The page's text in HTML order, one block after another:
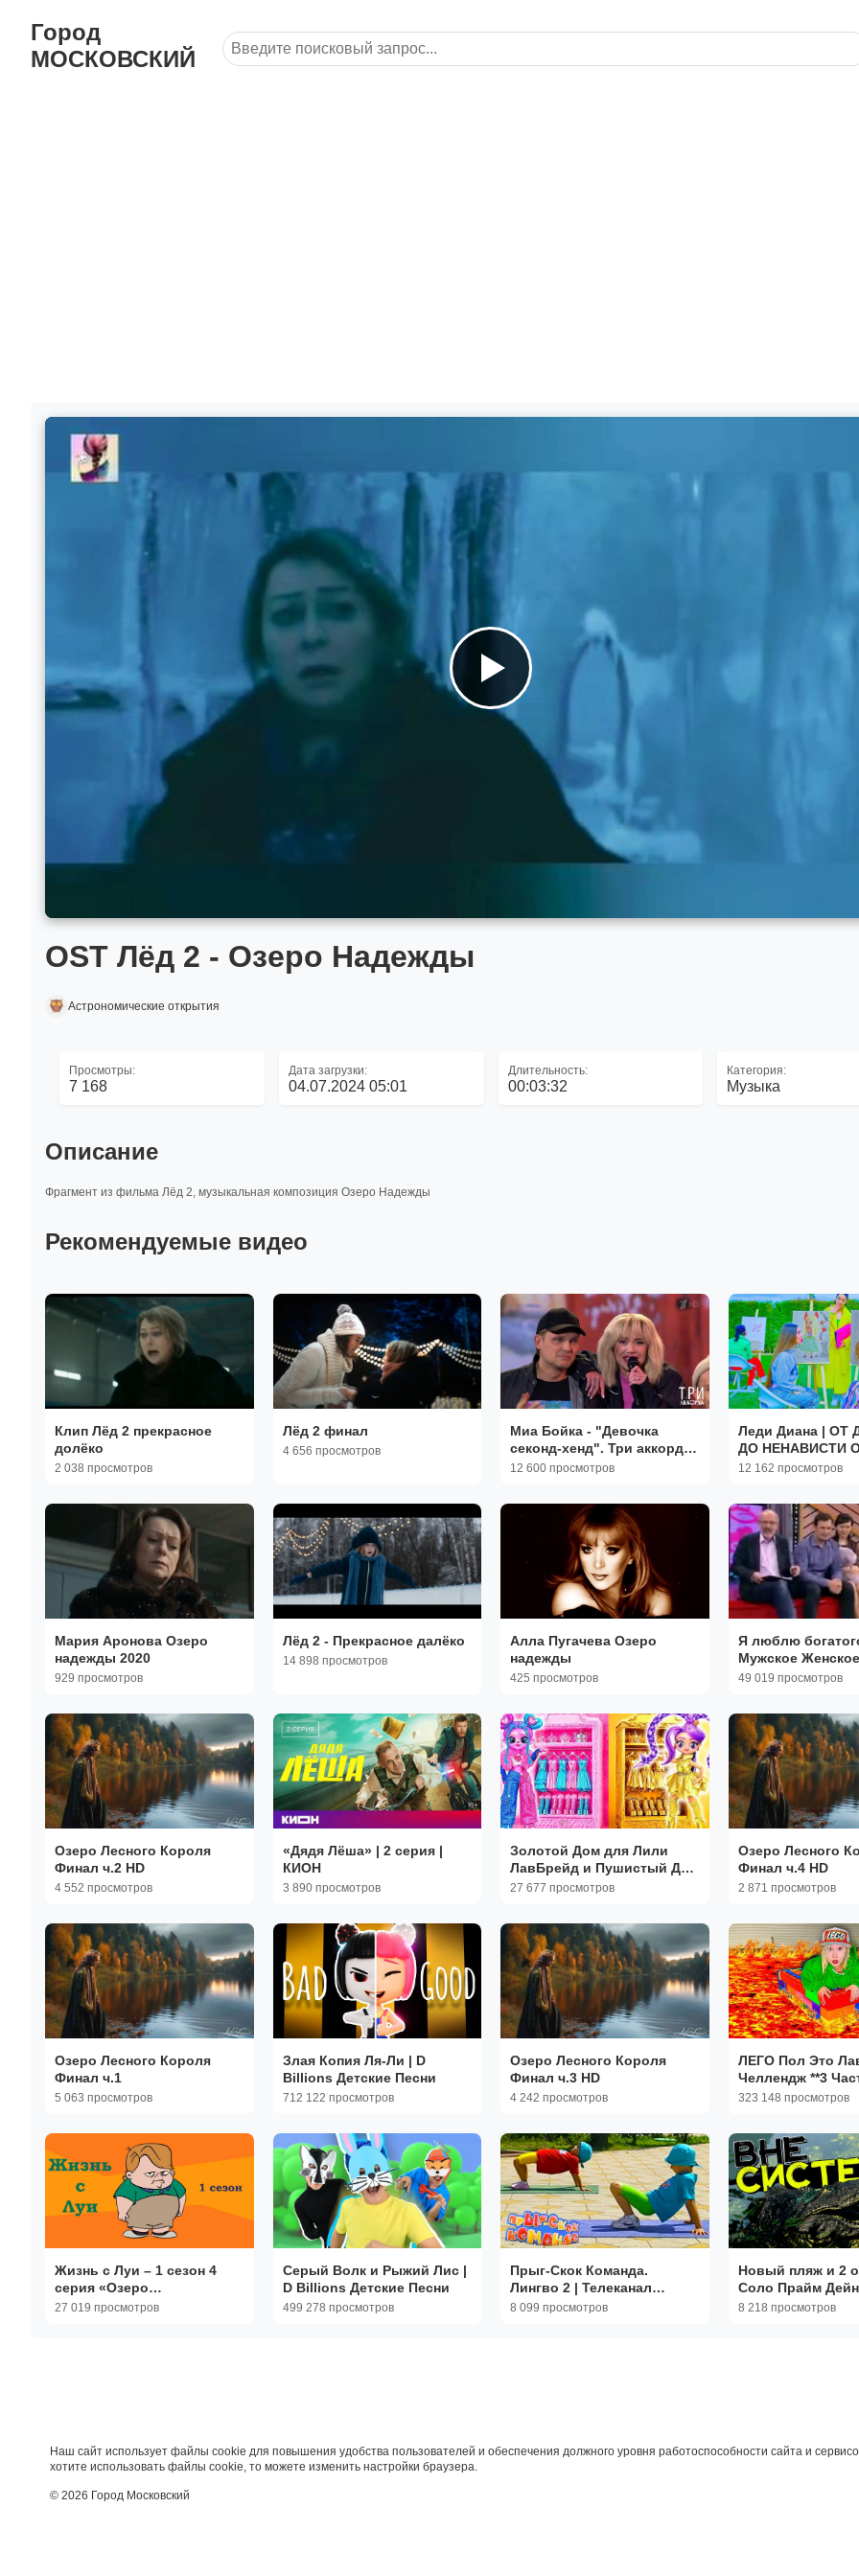
Город
МОСКОВСКИЙ
OST Лёд 2 - Озеро Надежды
Астрономические открытия
Просмотры:
7 168
Дата загрузки:
04.07.2024 05:01
Длительность:
00:03:32
Категория:
Музыка
Описание
Фрагмент из фильма Лёд 2, музыкальная композиция Озеро Надежды
Рекомендуемые видео
Клип Лёд 2 прекрасное
долёко
2 038 просмотров
Лёд 2 финал
4 656 просмотров
Миа Бойка - "Девочка
секонд-хенд". Три аккорда.
Восьмой сезон. Фрагмент
12 600 просмотров
Леди Диана | ОТ
ДО НЕНАВИСТИ
😱!!! БОЛЬШАЯ
12 162 просмотров
Мария Аронова Озеро
надежды 2020
929 просмотров
Лёд 2 - Прекрасное далёко
14 898 просмотров
Алла Пугачева Озеро
надежды
425 просмотров
Я люблю
Мужское Женское
49 019 просмотров
Озеро Лесного Короля
Финал ч.2 HD
4 552 просмотров
«Дядя Лёша» | 2 серия |
КИОН
3 890 просмотров
Золотой Дом для Лили
ЛавБрейд и Пушистый Дом
для Лали! DIY для Кукол
27 677 просмотров
Озеро Лесного
Финал ч.4 HD
2 871 просмотров
Озеро Лесного Короля
Финал ч.1
5 063 просмотров
Злая Копия Ля-Ли | D
Billions Детские Песни
712 122 просмотров
Озеро Лесного Короля
Финал ч.3 HD
4 242 просмотров
ЛЕГО Пол Это
Челлендж **3
323 148 просмотров
Жизнь с Луи – 1 сезон 4
серия «Озеро
Виннибагошиш» / Life with
27 019 просмотров
Серый Волк и Рыжий Лис |
D Billions Детские Песни
499 278 просмотров
Прыг-Скок Команда.
Лингво 2 | Телеканал
Карусель
8 099 просмотров
Новый пляж и 2
Соло Прайм
ISLE Evrima
8 218 просмотров
Наш сайт использует файлы cookie для повышения удобства пользователей и обеспечения должного уровня работоспособности сайта и
хотите использовать файлы cookie, то можете изменить настройки браузера.
© 2026 Город Московский